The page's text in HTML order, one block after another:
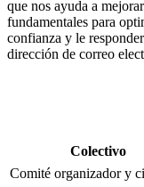
que nos ayuda a
fundamentales para
confianza y le
dirección de correo
Colectivo
Comité organizador y